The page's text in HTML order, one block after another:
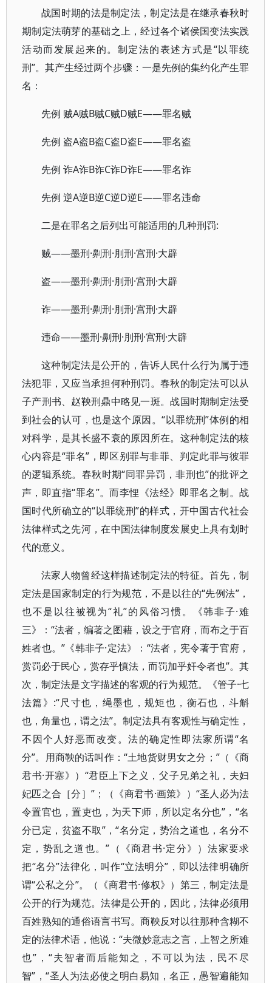
战国时期的法是制定法，制定法是在继承春秋时
期制定法萌芽的基础之上，经过各个诸侯国变法实践
活动而发展起来的。制定法的表述方式是“以罪统
刑”。其产生经过两个步骤：一是先例的集约化产生罪
名：
先例 贼A贼B贼C贼D贼E——罪名贼
先例 盗A盗B盗C盗D盗E——罪名盗
先例 诈A诈B诈C诈D诈E——罪名诈
先例 逆A逆B逆C逆D逆E——罪名违命
二是在罪名之后列出可能适用的几种刑罚:
贼——墨刑·劓刑·刖刑·宫刑·大辟
盗——墨刑·劓刑·刖刑·宫刑·大辟
诈——墨刑·劓刑·刖刑·宫刑·大辟
违命——墨刑·劓刑·刖刑·宫刑·大辟
这种制定法是公开的，告诉人民什么行为属于违
法犯罪，又应当承担何种刑罚。春秋的制定法可以从
子产刑书、赵鞅刑鼎中略见一斑。战国时期制定法受
到社会的认可，也是这个原因。“以罪统刑”体例的相
对科学，是其长盛不衰的原因所在。这种制定法的核
心内容是“罪名”，即区别罪与非罪、判定此罪与彼罪
的逻辑系统。春秋时期“同罪异罚，非刑也”的批评之
声，即直指“罪名”。而李悝《法经》即罪名之制。战
国时代所确立的“以罪统刑”的样式，开中国古代社会
法律样式之先河，在中国法律制度发展史上具有划时
代的意义。
法家人物曾经这样描述制定法的特征。首先，制
定法是国家制定的行为规范，不是以往的“先例法”，
也不是以往被视为“礼”的风俗习惯。《韩非子·难
三》：“法者，编著之图藉，设之于官府，而布之于百
姓者也。”《韩非子·定法》：“法者，宪令著于官府，
赏罚必于民心，赏存乎慎法，而罚加乎奸令者也”。其
次，制定法是文字描述的客观的行为规范。《管子·七
法篇》:“尺寸也，绳墨也，规矩也，衡石也，斗斛
也，角量也，谓之法”。制定法具有客观性与确定性，
不因个人好恶而改变。法的确定性即法家所谓“名
分”。用商鞅的话叫作：“土地货财男女之分；”（《商
君书·开塞》）“君臣上下之义，父子兄弟之礼，夫妇
妃匹之合［分］”；（《商君书·画策》）“圣人必为法
令置官也，置吏也，为天下师，所以定名分也”，“名
分已定，贫盗不取”，“名分定，势治之道也，名分不
定，势乱之道也。”（《商君书·定分》）法家要求
把“名分”法律化，叫作“立法明分”，即以法律明确所
谓“公私之分”。（《商君书·修权》）第三，制定法是
公开的行为规范。法律是公开的，因此，法律必须用
百姓熟知的通俗语言书写。商鞅反对以往那种含糊不
定的法律术语，他说：“夫微妙意志之言，上智之所难
也”，“夫智者而后能知之，不可以为法，民不尽
智”，“圣人为法必使之明白易知，名正，愚智遍能知